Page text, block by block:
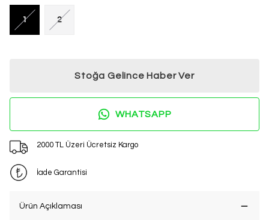
1 2
Stoğa Gelince Haber Ver
WHATSAPP
2000 TL Üzeri Ücretsiz Kargo
İade Garantisi
Ürün Açıklaması